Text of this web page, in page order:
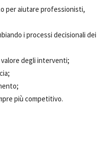
per aiutare professionisti,
i processi decisionali dei
valore degli interventi;
più competitivo.